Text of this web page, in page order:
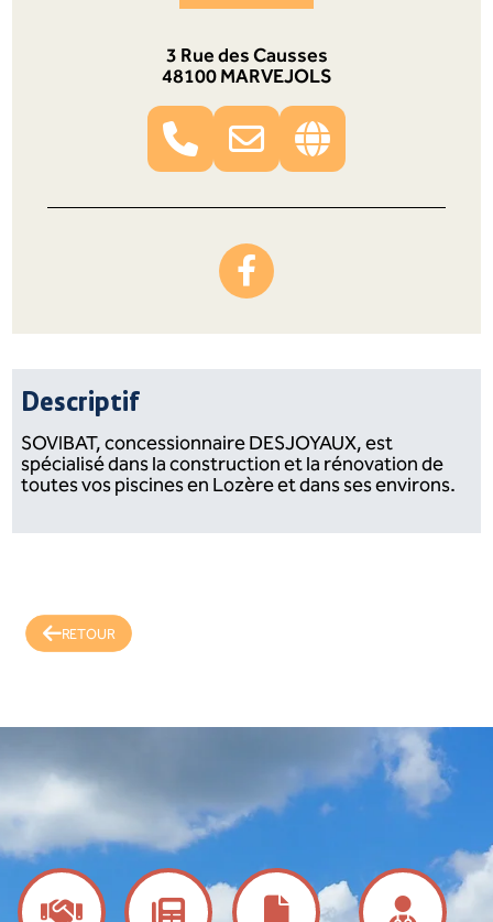
Descriptif
SOVIBAT, concessionnaire DESJOYAUX, est
spécialisé dans la construction et la rénovation de
toutes vos piscines en Lozère et dans ses environs.
3 Rue des Causses
48100 MARVEJOLS
RETOUR